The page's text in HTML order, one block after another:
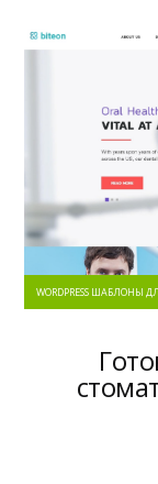
WORDPRESS ШАБЛОНЫ